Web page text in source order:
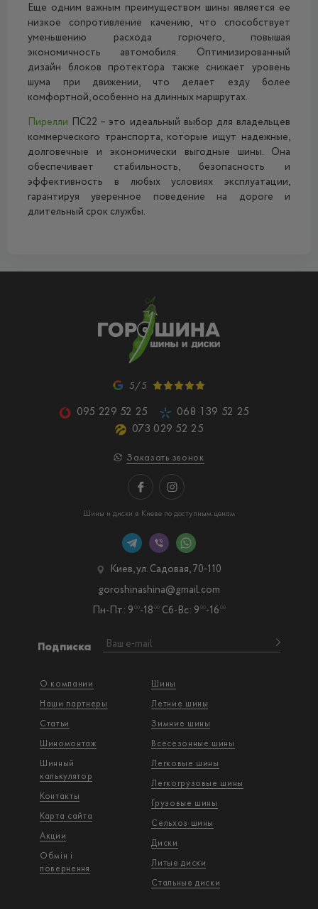
Еще одним важным преимуществом шины является ее
низкое сопротивление качению, что способствует
уменьшению расхода горючего, повышая
экономичность автомобиля. Оптимизированный
дизайн блоков протектора также снижает уровень
шума при движении, что делает езду более
комфортной, особенно на длинных маршрутах.
Пирелли ПС22 – это идеальный выбор для владельцев
коммерческого транспорта, которые ищут надежные,
долговечные и экономически выгодные шины. Она
обеспечивает стабильность, безопасность и
эффективность в любых условиях эксплуатации,
гарантируя уверенное поведение на дороге и
длительный срок службы.
5/5
095 229 52 25
068 139 52 25
073 029 52 25
Заказать звонок
Шины и диски в Киеве по доступным ценам
О компании
Наши партнеры
Статьи
Шиномонтаж
Шинный
калькулятор
Контакты
Карта сайта
Акции
Обмін і
повернення
Шины
Летние шины
Зимние шины
Всесезонные шины
Легковые шины
Легкогрузовые шины
Грузовые шины
Сельхоз шины
Диски
Литые диски
Стальные диски
Подписка
Киев, ул. Садовая, 70-110
Пн-Пт: 9 00-18 00 Сб-Вс: 9 00-16 00
goroshinashina@gmail.com